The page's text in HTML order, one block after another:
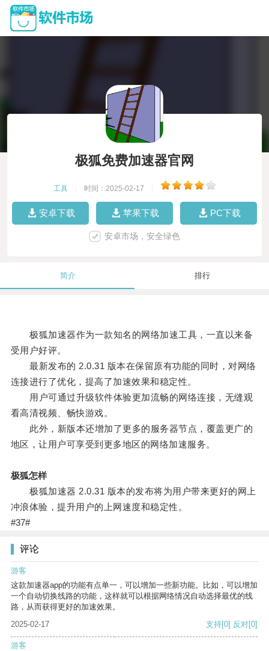
极狐免费加速器官网
工具 时间：2025-02-17
安卓下载 苹果下载 PC下载
安卓市场，安全绿色
简介 排行
极狐加速器作为一款知名的网络加速工具，一直以来备
受用户好评。
最新发布的 2.0.31 版本在保留原有功能的同时，对网络
连接进行了优化，提高了加速效果和稳定性。
用户可通过升级软件体验更加流畅的网络连接，无缝观
看高清视频、畅快游戏。
此外，新版本还增加了更多的服务器节点，覆盖更广的
地区，让用户可享受到更多地区的网络加速服务。
极狐怎样
极狐加速器 2.0.31 版本的发布将为用户带来更好的网上
冲浪体验，提升用户的上网速度和稳定性。
#37#
评论
游客
这款加速器app的功能有点单一，可以增加一些新功能。比如，可以增加
一个自动切换线路的功能，这样就可以根据网络情况自动选择最优的线
路，从而获得更好的加速效果。
2025-02-17
支持[0] 反对[0]
游客